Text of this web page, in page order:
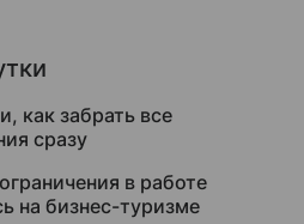
как забрать все
сразу
в работе
на бизнес-туризме